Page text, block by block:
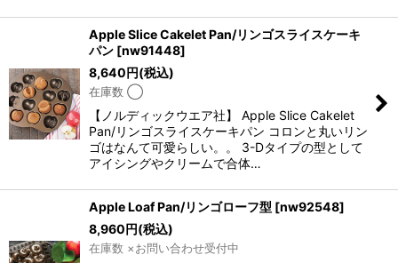
Apple Slice Cakelet Pan/リンゴスライスケーキ
パン [nw91448]
8,640円(税込)
在庫数 ◯
【ノルディックウエア社】 Apple Slice Cakelet
Pan/リンゴスライスケーキパン コロンと丸いリン
ゴはなんて可愛らしい。。 3-Dタイプの型として
アイシングやクリームで合体…
Apple Loaf Pan/リンゴローフ型 [nw92548]
8,960円(税込)
在庫数 ×お問い合わせ受付中